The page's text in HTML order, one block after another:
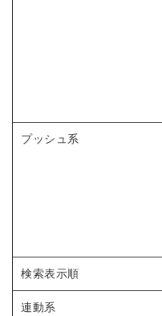
プッシュ系
検索表示順
連動系